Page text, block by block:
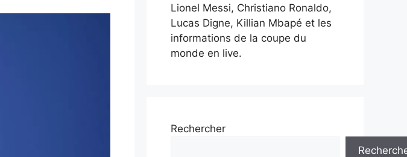
Lionel Messi, Christiano Ronaldo,
Lucas Digne, Killian Mbapé et les
informations de la coupe du
monde en live.
Rechercher